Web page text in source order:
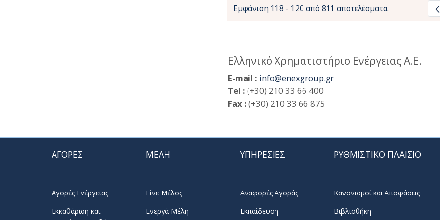
Εμφάνιση 118 - 120 από 811 αποτελέσματα.
Ελληνικό Χρηματιστήριο Ενέργειας Α.Ε.
E-mail : info@enexgroup.gr
Tel : (+30) 210 33 66 400
Fax : (+30) 210 33 66 875
ΑΓΟΡΕΣ
Αγορές Ενέργειας
Εκκαθάριση και
ΜΕΛΗ
Γίνε Μέλος
Ενεργά Μέλη
ΥΠΗΡΕΣΙΕΣ
Αναφορές Αγοράς
Εκπαίδευση
ΡΥΘΜΙΣΤΙΚΟ ΠΛΑΙΣΙΟ
Κανονισμοί και Αποφάσεις
Βιβλιοθήκη